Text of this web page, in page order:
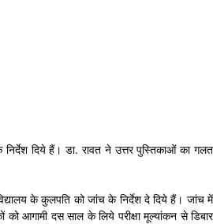
दिये हैं। डा. रावत ने उत्तर पुस्तिकाओं का गलत
के कुलपति को जांच के निर्देश दे दिये हैं। जांच में
को आगामी दस साल के लिये परीक्षा मूल्यांकन से डिबार